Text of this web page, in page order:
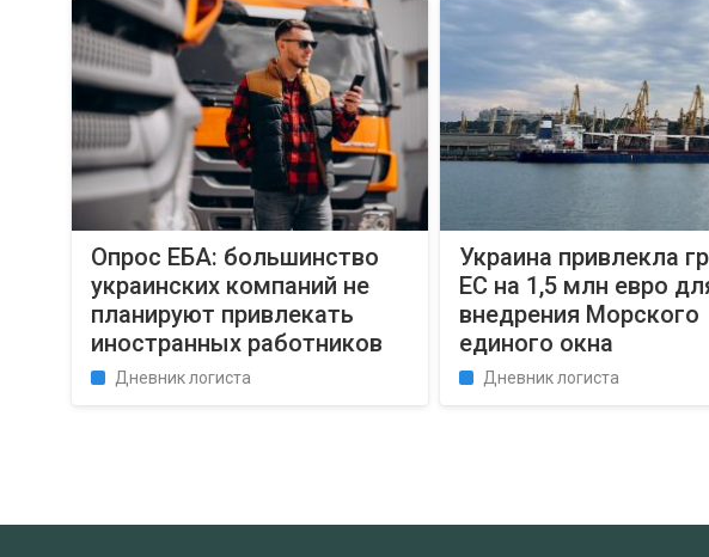
Опрос EБA: большинство
украинских компаний не
планируют привлекать
иностранных работников
Дневник логиста
Украина привлекла
ЕС на 1,5 млн евро
внедрения Морского
единого окна
Дневник логиста